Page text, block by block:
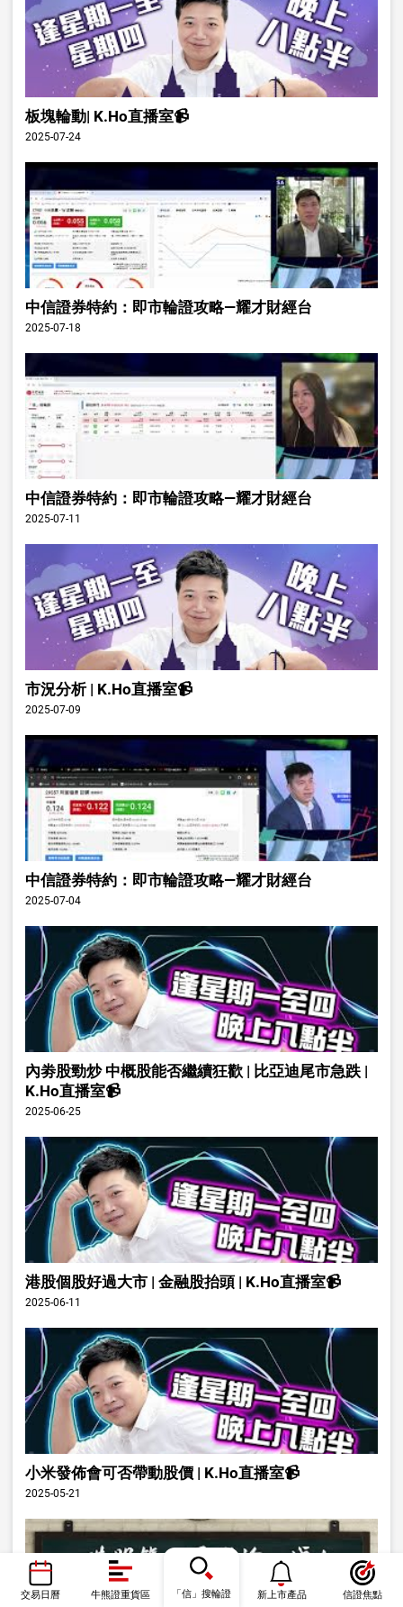
板塊輪動| K.Ho直播室📹
2025-07-24
中信證券特約：即市輪證攻略—耀才財經台
2025-07-18
中信證券特約：即市輪證攻略—耀才財經台
2025-07-11
市況分析 | K.Ho直播室📹
2025-07-09
中信證券特約：即市輪證攻略—耀才財經台
2025-07-04
內劵股勁炒 中概股能否繼續狂歡 | 比亞迪尾市急跌 |
K.Ho直播室📹
2025-06-25
港股個股好過大市 | 金融股抬頭 | K.Ho直播室📹
2025-06-11
小米發佈會可否帶動股價 | K.Ho直播室📹
2025-05-21
交易日曆 牛熊證重貨區 「信」搜輪證 新上市產品 信證焦點